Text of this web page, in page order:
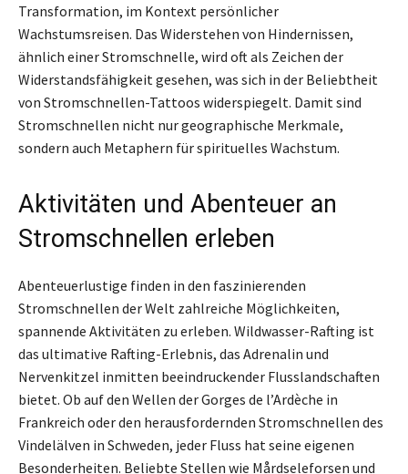
Transformation, im Kontext persönlicher
Wachstumsreisen. Das Widerstehen von Hindernissen,
ähnlich einer Stromschnelle, wird oft als Zeichen der
Widerstandsfähigkeit gesehen, was sich in der Beliebtheit
von Stromschnellen-Tattoos widerspiegelt. Damit sind
Stromschnellen nicht nur geographische Merkmale,
sondern auch Metaphern für spirituelles Wachstum.
Aktivitäten und Abenteuer an
Stromschnellen erleben
Abenteuerlustige finden in den faszinierenden
Stromschnellen der Welt zahlreiche Möglichkeiten,
spannende Aktivitäten zu erleben. Wildwasser-Rafting ist
das ultimative Rafting-Erlebnis, das Adrenalin und
Nervenkitzel inmitten beeindruckender Flusslandschaften
bietet. Ob auf den Wellen der Gorges de l’Ardèche in
Frankreich oder den herausfordernden Stromschnellen des
Vindelälven in Schweden, jeder Fluss hat seine eigenen
Besonderheiten. Beliebte Stellen wie Mårdseleforsen und